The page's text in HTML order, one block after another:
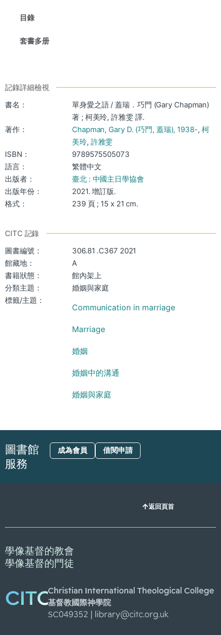
目錄
套書多册
記錄詳細檢視
書名：
單身愛之語 / 蓋瑞．巧門 (Gary Chapman)
著 ; 柯美玲, 許雅雯 譯.
著作：
Chapman, Gary D. (巧門, 蓋瑞), 1938-, 柯
美玲, 許雅雯
ISBN：
9789575505073
語言：
繁體中文
出版者：
臺北 : 中國主日學協會
出版年份：
2021. 增訂版.
格式：
239 頁 ; 15 x 21 cm.
CITC 記錄
圖書編號：
306.81 .C367 2021
館藏地：
A
書籍狀態：
館內架上
分類主題：
婚姻與家庭
標籤/主題：
Communication in marriage
Marriage
婚姻
婚姻中的溝通
婚姻與家庭
圖書館
服務
成為會員 借閱申請
返回頁首
學像基督的教會
學像基督的門徒
CITCChristian International Theological College
基督教國際神學院
SC049352 |
library@citc.org.uk